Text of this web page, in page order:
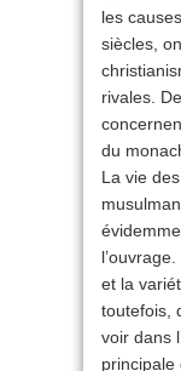
les
siècles,
rivales.
du
La vie
et la
toutefois,
voir dans
principale